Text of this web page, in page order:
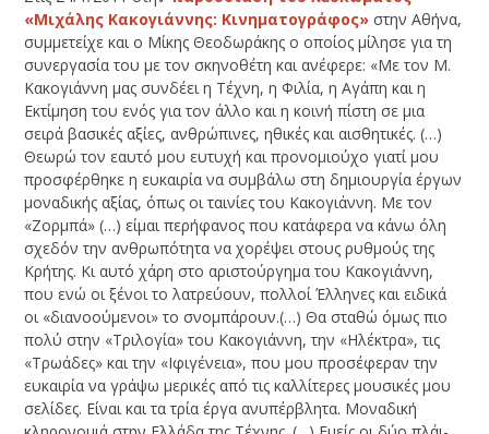
«Μιχάλης Κακογιάννης: Κινηματογράφος» στην Αθήνα,
συμμετείχε και ο Μίκης Θεοδωράκης ο οποίος μίλησε για τη
συνεργασία του με τον σκηνοθέτη και ανέφερε: «Με τον Μ.
Κακογιάννη μας συνδέει η Τέχνη, η Φιλία, η Αγάπη και η
Εκτίμηση του ενός για τον άλλο και η κοινή πίστη σε μια
σειρά βασικές αξίες, ανθρώπινες, ηθικές και αισθητικές. (…)
Θεωρώ τον εαυτό μου ευτυχή και προνομιούχο γιατί μου
προσφέρθηκε η ευκαιρία να συμβάλω στη δημιουργία έργων
μοναδικής αξίας, όπως οι ταινίες του Κακογιάννη. Με τον
«Ζορμπά» (…) είμαι περήφανος που κατάφερα να κάνω όλη
σχεδόν την ανθρωπότητα να χορέψει στους ρυθμούς της
Κρήτης. Κι αυτό χάρη στο αριστούργημα του Κακογιάννη,
που ενώ οι ξένοι το λατρεύουν, πολλοί Έλληνες και ειδικά
οι «διανοούμενοι» το σνομπάρουν.(…) Θα σταθώ όμως πιο
πολύ στην «Τριλογία» του Κακογιάννη, την «Ηλέκτρα», τις
«Τρωάδες» και την «Ιφιγένεια», που μου προσέφεραν την
ευκαιρία να γράψω μερικές από τις καλλίτερες μουσικές μου
σελίδες. Είναι και τα τρία έργα ανυπέρβλητα. Μοναδική